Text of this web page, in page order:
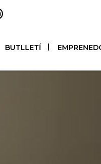
BUTLLETÍ